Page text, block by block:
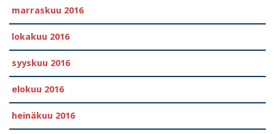
marraskuu 2016
lokakuu 2016
syyskuu 2016
elokuu 2016
heinäkuu 2016